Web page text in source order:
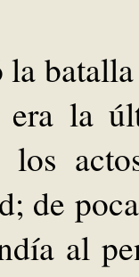
la
era la
los
de
al